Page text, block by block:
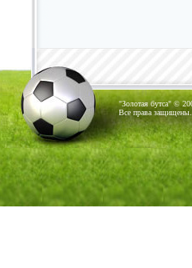
"Золотая бутса" ©
Все права защищены.